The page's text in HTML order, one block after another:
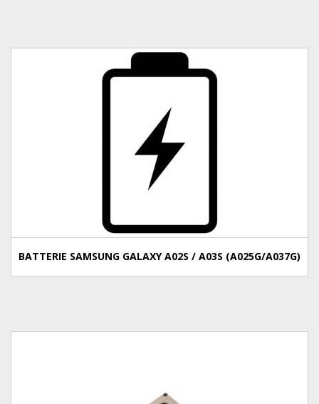
BATTERIE SAMSUNG GALAXY A02S / A03S (A025G/A037G)